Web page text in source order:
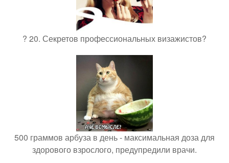
? 20. Секретов профессиональных визажистов?
500 граммов арбуза в день - максимальная доза для
здорового взрослого, предупредили врачи.